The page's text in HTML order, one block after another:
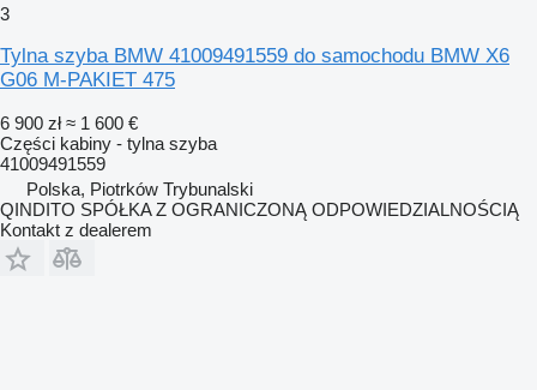
3
Tylna szyba BMW 41009491559 do samochodu BMW X6
G06 M-PAKIET 475
6 900 zł ≈ 1 600 €
Części kabiny - tylna szyba
41009491559
Polska, Piotrków Trybunalski
QINDITO SPÓŁKA Z OGRANICZONĄ ODPOWIEDZIALNOŚCIĄ
Kontakt z dealerem